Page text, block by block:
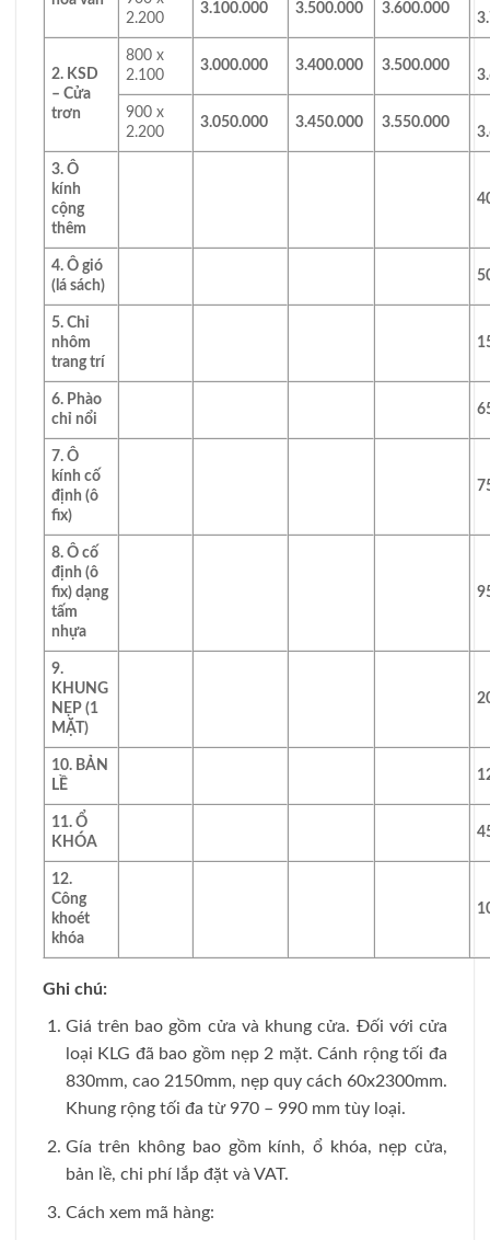
2.200
3.100.000 3.500.000 3.600.000
2. KSD
– Cửa
trơn
800 x
2.100
3.000.000 3.400.000 3.500.000
900 x
2.200
3.050.000 3.450.000 3.550.000
3. Ô
kính
cộng
thêm
4. Ô gió
(lá sách)
5. Chỉ
nhôm
trang trí
6. Phào
chỉ nổi
7. Ô
kính cố
định (ô
fix)
8. Ô cố
định (ô
fix) dạng
tấm
nhựa
9.
KHUNG
NẸP (1
MẶT)
10. BẢN
LỀ
11. Ổ
KHÓA
12.
Công
khoét
khóa
Ghi chú:
Giá trên bao gồm cửa và khung cửa. Đối với cửa
loại KLG đã bao gồm nẹp 2 mặt. Cánh rộng tối đa
830mm, cao 2150mm, nẹp quy cách 60x2300mm.
Khung rộng tối đa từ 970 – 990 mm tùy loại.
Gía trên không bao gồm kính, ổ khóa, nẹp cửa,
bản lề, chi phí lắp đặt và VAT.
Cách xem mã hàng: